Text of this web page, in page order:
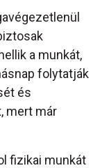
a munkát,
folytatják
és
mert már
fizikai munkát